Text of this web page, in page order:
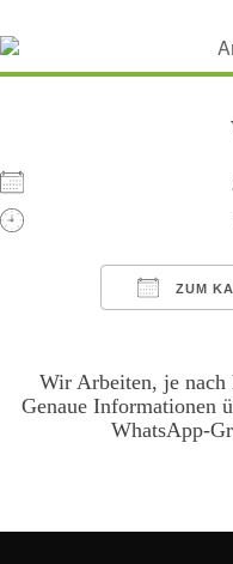
ZUM
Wir Arbeiten, je
Genaue Informationen
WhatsApp-